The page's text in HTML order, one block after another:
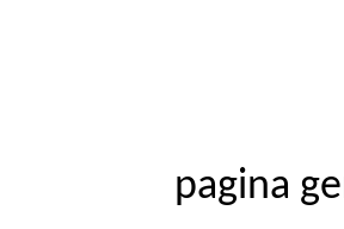
pagina